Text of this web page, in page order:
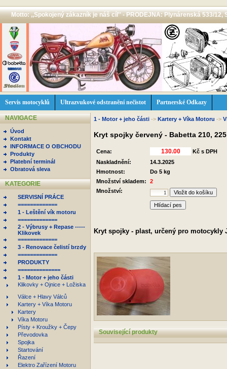
Motto: ,,Spokojený zákazník je náš cíl'' - PRODEJNA: Plynárenská 533/12,
Servis motocyklů Ultrazvukové odstranění nečistot Partnerské Odkazy
NAVIGACE
Úvod
Kontakt
INFORMACE O OBCHODU
Produkty
Platební terminál
Obratová sleva
KATEGORIE
SERVISNÍ PRÁCE
=============
1 - Leštění vík motoru
=============
2 - Výbrusy + Repase -----
Klikovek
=============
3 - Renovace čelistí brzdy
=============
PRODUKTY
==============
1 - Motor + jeho části
Klikovky + Ojnice + Ložiska
Válce + Hlavy Válců
Kartery + Víka Motoru
Kartery
Víka Motoru
Písty + Kroužky + Čepy
Převodovka
Spojka
Startování
Řazení
Elektro Zařízení Motoru
1 - Motor + jeho části -> Kartery + Víka Motoru ->
Kryt spojky červený - Babetta 210,
Cena:
Kč s DPH
Naskladnění:
14.3.2025
Hmotnost:
Do 5 kg
Množství skladem:
2
Množství:
Hlídací pes
Kryt spojky - plast, určený pro motocykly
Související produkty